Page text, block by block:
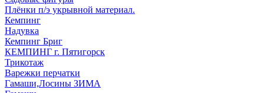
Плёнки п/э укрывной материал.
Кемпинг
Надувка
Кемпинг Бриг
КЕМПИНГ г. Пятигорск
Трикотаж
Варежки перчатки
Гамаши,Лосины ЗИМА